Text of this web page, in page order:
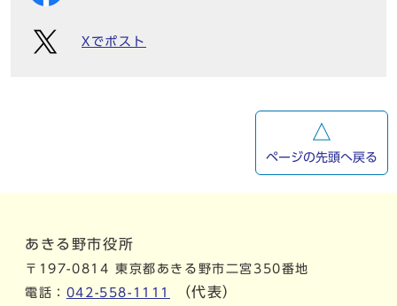
Xでポスト
ページの先頭へ戻る
あきる野市役所
〒197-0814 東京都あきる野市二宮350番地
電話： 042-558-1111 （代表）